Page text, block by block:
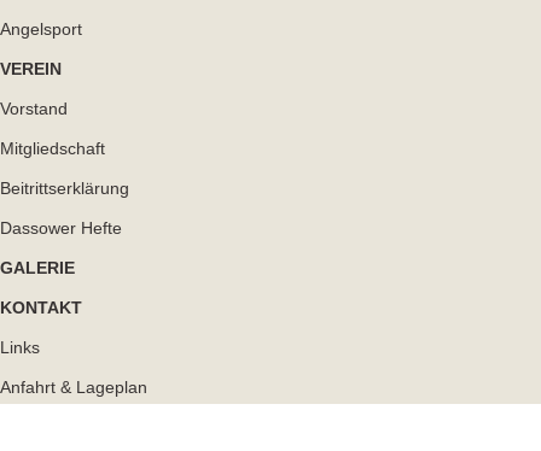
Angelsport
VEREIN
Vorstand
Mitgliedschaft
Beitrittserklärung
Dassower Hefte
GALERIE
KONTAKT
Links
Anfahrt & Lageplan